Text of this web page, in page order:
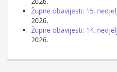
Župne obavijesti: 15.
2026.
Župne obavijesti: 14.
2026.